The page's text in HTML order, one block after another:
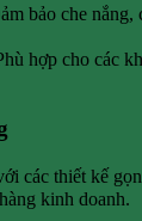
bảo che
hợp cho các
các thiết kế
kinh doanh.